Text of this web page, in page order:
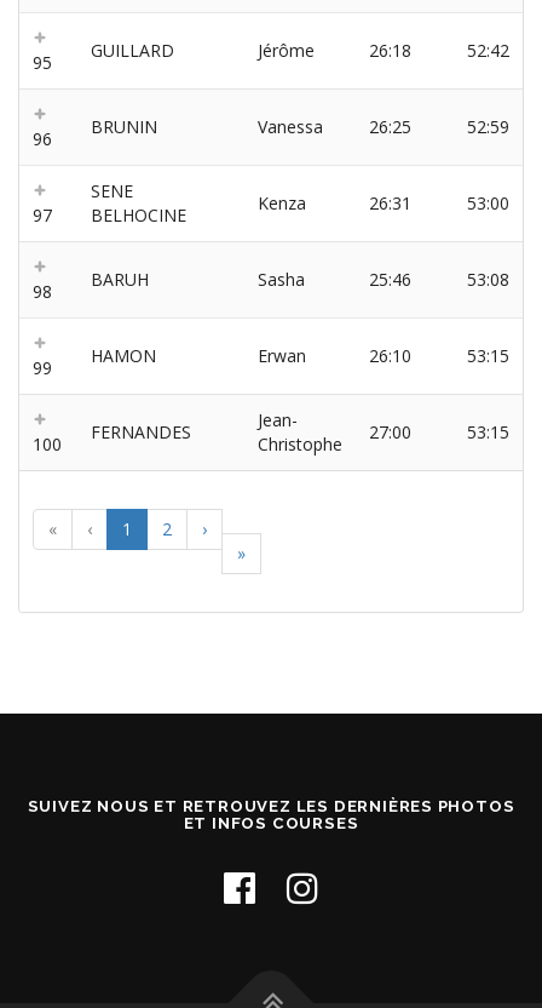
« ‹ 1 2
›
»
95
GUILLARD Jérôme 26:18 52:42
96
BRUNIN Vanessa 26:25 52:59
97
SENE
BELHOCINE
Kenza 26:31 53:00
98
BARUH Sasha 25:46 53:08
99
HAMON Erwan 26:10 53:15
100
FERNANDES
Jean-
Christophe
27:00 53:15
SUIVEZ NOUS ET RETROUVEZ LES DERNIÈRES PHOTOS
ET INFOS COURSES